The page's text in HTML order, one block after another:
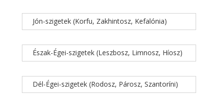
Jón-szigetek (Korfu, Zakhintosz, Kefalónia)
Észak-Égei-szigetek (Leszbosz, Limnosz, Híosz)
Dél-Égei-szigetek (Rodosz, Párosz, Szantoríni)